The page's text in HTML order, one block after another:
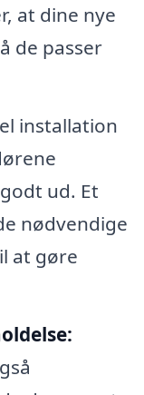
at dine nye
de passer
installation
ud. Et
nødvendige
at gøre